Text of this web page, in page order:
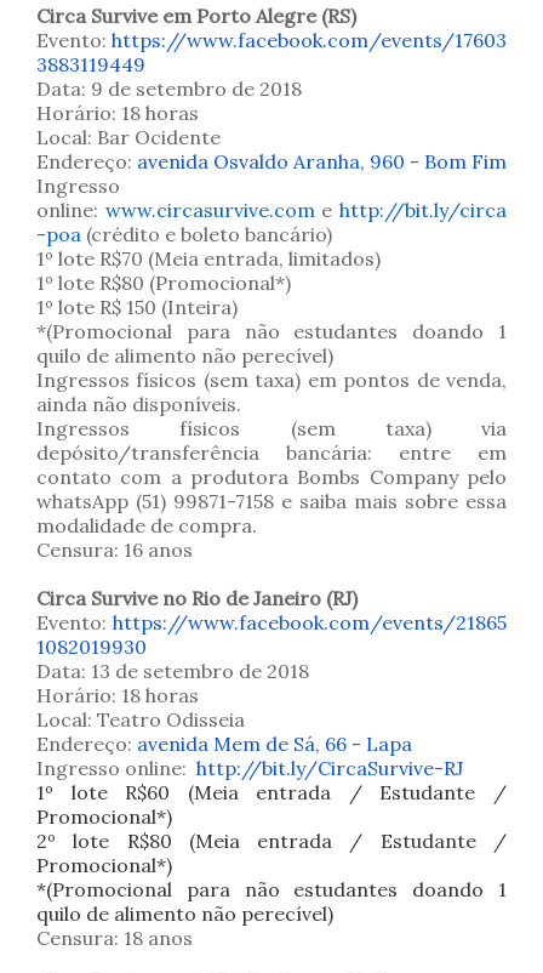
Circa Survive em Porto Alegre (RS)
Evento: https://www.facebook.com/events/17603
3883119449
Data: 9 de setembro de 2018
Horário: 18 horas
Local: Bar Ocidente
Endereço: avenida Osvaldo Aranha, 960 - Bom Fim
Ingresso
online: www.circasurvive.comehttp://bit.ly/circa
-poa (crédito e boleto bancário)
1º lote R$70 (Meia entrada, limitados)
1º lote R$80 (Promocional*)
1º lote R$ 150 (Inteira)
*(Promocional para não estudantes doando 1
quilo de alimento não perecível)
Ingressos físicos (sem taxa) em pontos de venda,
ainda não disponíveis.
Ingressos físicos (sem taxa) via
depósito/transferência bancária: entre em
contato com a produtora Bombs Company pelo
whatsApp (51) 99871-7158 e saiba mais sobre essa
modalidade de compra.
Censura: 16 anos
Circa Survive no Rio de Janeiro (RJ)
Evento: https://www.facebook.com/events/21865
1082019930
Data: 13 de setembro de 2018
Horário: 18 horas
Local: Teatro Odisseia
Endereço: avenida Mem de Sá, 66 - Lapa
Ingresso online: http://bit.ly/CircaSurvive-RJ
1º lote R$60 (Meia entrada / Estudante /
Promocional*)
2º lote R$80 (Meia entrada / Estudante /
Promocional*)
*(Promocional para não estudantes doando 1
quilo de alimento não perecível)
Censura: 18 anos